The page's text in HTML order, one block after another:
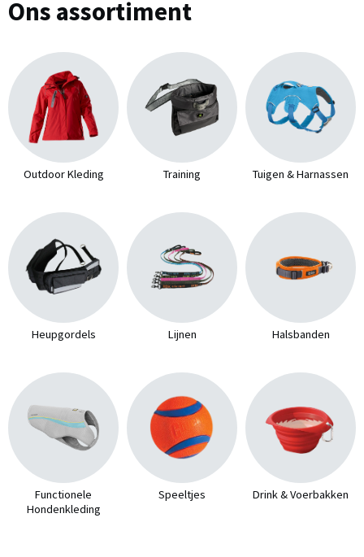
Ons assortiment
Outdoor Kleding Training Tuigen & Harnassen
Heupgordels Lijnen Halsbanden
Functionele
Hondenkleding
Speeltjes Drink & Voerbakken